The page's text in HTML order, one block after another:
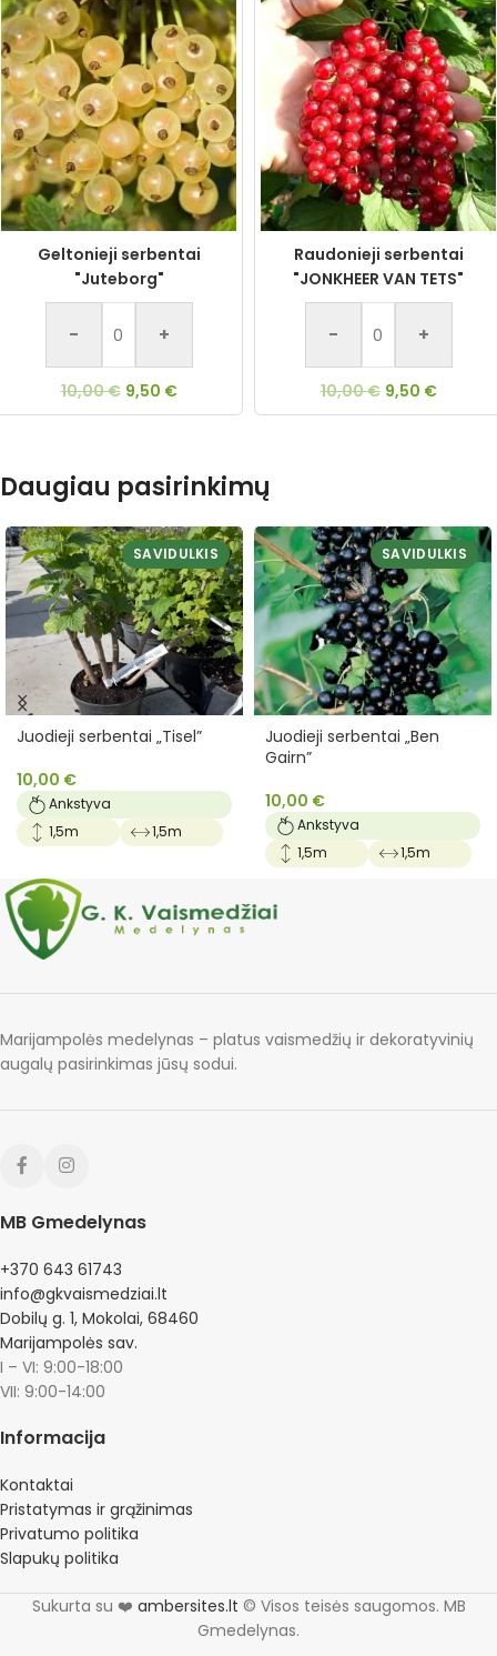
Geltonieji serbentai
"Juteborg"
- +
10,00€ 9,50 €
Raudonieji serbentai
"JONKHEER VAN TETS"
- +
10,00€ 9,50 €
Daugiau pasirinkimų
SAVIDULKIS
Juodieji serbentai „Tisel”
10,00 €
Ankstyva
1,5m
1,5m
SAVIDULKIS
Juodieji serbentai „Ben
Gairn”
10,00 €
Ankstyva
1,5m
1,5m
Marijampolės medelynas – platus vaismedžių ir dekoratyvinių
augalų pasirinkimas jūsų sodui.
MB Gmedelynas
+370 643 61743
info@gkvaismedziai.lt
Dobilų g. 1, Mokolai, 68460
Marijampolės sav.
I – VI: 9:00-18:00
VII: 9:00-14:00
Informacija
Kontaktai
Pristatymas ir grąžinimas
Privatumo politika
Slapukų politika
Sukurta su ❤️ ambersites.lt © Visos teisės saugomos. MB
Gmedelynas.